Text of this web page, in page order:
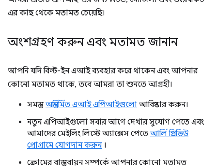
এর কাছ থেকে মতামত চেয়েছি।
অংশগ্রহণ করুন এবং মতামত জানান
আপনি যদি বিল্ট-ইন এআই ব্যবহার করে থাকেন এবং আপনার
কোনো মতামত থাকে, তবে আমরা তা শুনতে আগ্রহী।
সমস্তঅন্তর্নির্মিত এআই এপিআইগুলো আবিষ্কার করুন।
নতুন এপিআইগুলো সবার আগে দেখার সুযোগ পেতে এবং
আমাদের মেইলিং লিস্টে অ্যাক্সেস পেতে আর্লি প্রিভিউ
প্রোগ্রামে যোগদান করুন।
ক্রোমের বাস্তবায়ন সম্পর্কে আপনার কোনো মতামত